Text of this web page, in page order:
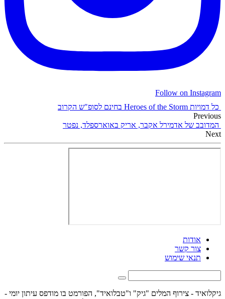
Follow on Instagram
כל דמויות Heroes of the Storm בחינם לסופ"ש הקרוב
Previous
המדובב של אדמירל אקבר, אריק באוארספלד, נפטר
Next
אודות
צור קשר
תנאי שימוש
גיקלואיד - צירוף המלים "גיק" ו"טבלואיד", הפורמט בו מודפס עיתון יומי -